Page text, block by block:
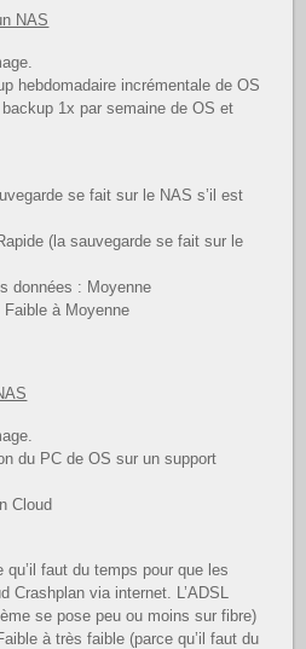
NAS
hebdomadaire incrémentale de OS
1x par semaine de OS et
se fait sur le NAS s’il est
(la sauvegarde se fait sur le
données : Moyenne
Faible à Moyenne
du PC de OS sur un support
Cloud
faut du temps pour que les
Crashplan via internet. L’ADSL
se pose peu ou moins sur fibre)
à très faible (parce qu’il faut du